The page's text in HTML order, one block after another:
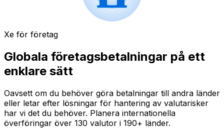
Xe för företag
Globala företagsbetalningar på ett
enklare sätt
Oavsett om du behöver göra betalningar till andra länder
eller letar efter lösningar för hantering av valutarisker
har vi det du behöver. Planera internationella
överföringar över 130 valutor i 190+ länder.